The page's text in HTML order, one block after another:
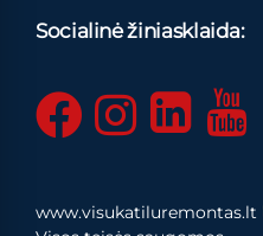
Socialinė žiniasklaida:
www.visukatiluremontas.lt